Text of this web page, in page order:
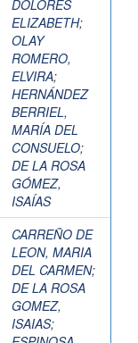
DOLORES
ELIZABETH;
OLAY
ROMERO,
ELVIRA;
HERNÁNDEZ
BERRIEL,
MARÍA DEL
CONSUELO;
DE LA ROSA
GÓMEZ,
ISAÍAS
CARREÑO DE
LEON, MARIA
DEL CARMEN;
DE LA ROSA
GOMEZ,
ISAIAS;